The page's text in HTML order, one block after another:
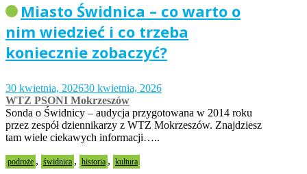
Miasto Świdnica – co warto o
nim wiedzieć i co trzeba
koniecznie zobaczyć?
30 kwietnia, 202630 kwietnia, 2026
WTZ PSONI Mokrzeszów
Sonda o Świdnicy – audycja przygotowana w 2014 roku
przez zespół dziennikarzy z WTZ Mokrzeszów. Znajdziesz
tam wiele ciekawych informacji…..
podroże , świdnica , historia , kultura